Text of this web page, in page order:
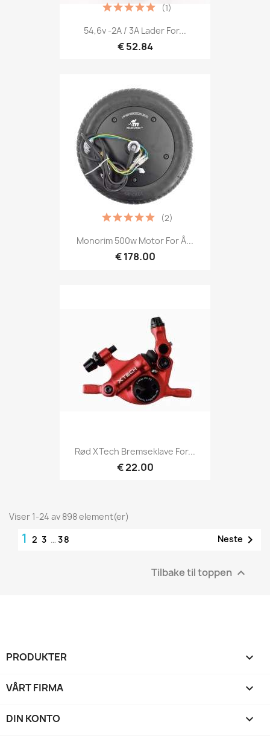
54,6v -2A / 3A Lader For...
€ 52.84
(1)
Monorim 500w Motor For Å...
€ 178.00
(2)
Rød XTech Bremseklave For...
€ 22.00
Viser 1-24 av 898 element(er)
1 2 3 … 38 Neste 
Tilbake til toppen 
PRODUKTER 
VÅRT FIRMA 
DIN KONTO 